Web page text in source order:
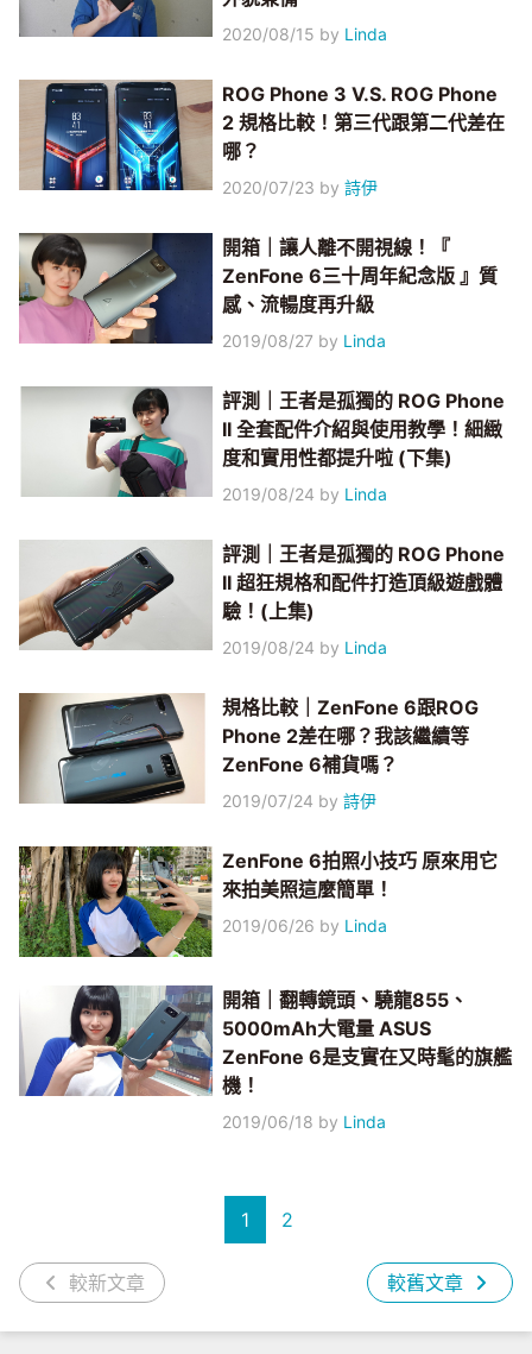
2020/08/15 by Linda
ROG Phone 3 V.S. ROG Phone
2 規格比較！第三代跟第二代差在
哪？
2020/07/23 by詩伊
開箱｜讓人離不開視線！『
ZenFone 6三十周年紀念版 』質
感、流暢度再升級
2019/08/27 by Linda
評測｜王者是孤獨的 ROG Phone
II 全套配件介紹與使用教學！細緻
度和實用性都提升啦 (下集)
2019/08/24 by Linda
評測｜王者是孤獨的 ROG Phone
II 超狂規格和配件打造頂級遊戲體
驗！(上集)
2019/08/24 by Linda
規格比較｜ZenFone 6跟ROG
Phone 2差在哪？我該繼續等
ZenFone 6補貨嗎？
2019/07/24 by詩伊
ZenFone 6拍照小技巧 原來用它
來拍美照這麼簡單！
2019/06/26 by Linda
開箱｜翻轉鏡頭、驍龍855、
5000mAh大電量 ASUS
ZenFone 6是支實在又時髦的旗艦
機！
2019/06/18 by Linda
較新文章
1 2
較舊文章